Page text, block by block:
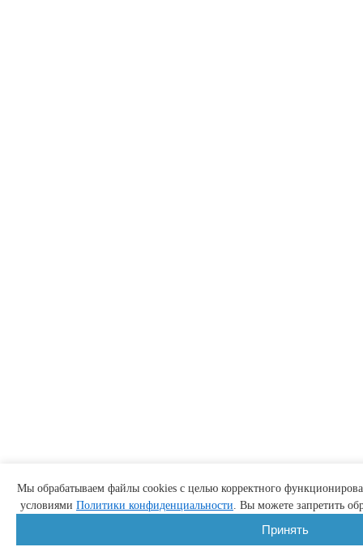
Мы обрабатываем файлы cookies с целью корректного
условиями Политики конфиденциальности. Вы можете запретить
Принять